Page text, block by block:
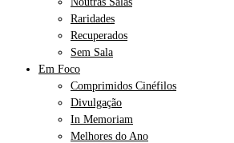
Raridades
Recuperados
Sem Sala
Em Foco
Comprimidos Cinéfilos
Divulgação
In Memoriam
Melhores do Ano